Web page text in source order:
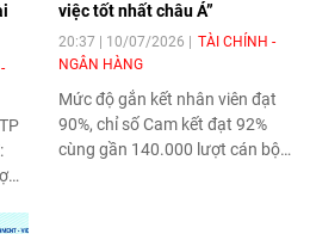
việc tốt nhất châu Á”
20:37 | 10/07/2026
TÀI CHÍNH -
NGÂN HÀNG
Mức độ gắn kết nhân viên đạt
90%, chỉ số Cam kết đạt 92%
cùng gần 140.000 lượt cán bộ